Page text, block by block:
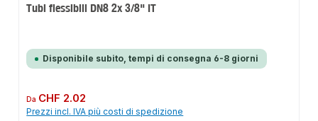
Tubi flessibili DN8 2x 3/8" IT
Disponibile subito, tempi di consegna 6-8 giorni
Prezzo normale:
Da CHF 2.02
Prezzi incl. IVA più costi di spedizione